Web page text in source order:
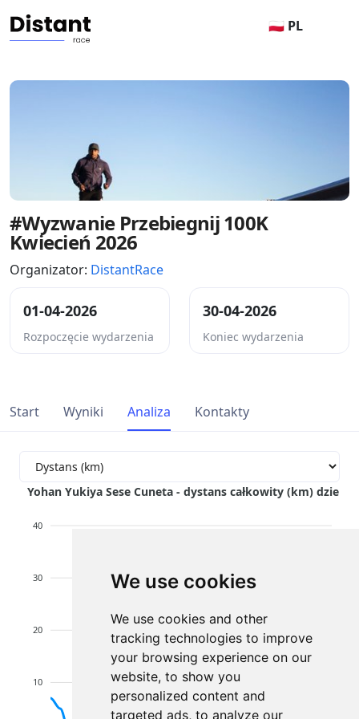
We use cookies
We use cookies and other
tracking technologies to improve
your browsing experience on our
website, to show you
personalized content and
targeted ads, to analyze our
🇵🇱 PL
#Wyzwanie Przebiegnij 100K
Kwiecień 2026
Organizator: DistantRace
01-04-2026
Rozpoczęcie wydarzenia
30-04-2026
Koniec wydarzenia
Start Wyniki Analiza Kontakty
Yohan Yukiya Sese Cuneta - dystans całkowity (km)
40
30
20
10